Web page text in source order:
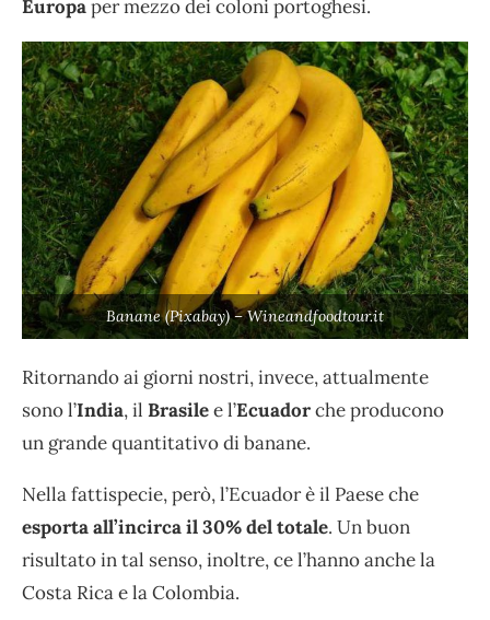
Europaper mezzo dei coloni portoghesi.
Banane (Pixabay) – Wineandfoodtour.it
Ritornando ai giorni nostri, invece, attualmente
sonol’India, il Brasilee l’Ecuadorche producono
un grande quantitativo di banane.
Nella fattispecie, però,l’Ecuador è il Paese che
esporta all’incirca il 30% del totale. Un buon
risultato in tal senso, inoltre, ce l’hanno anche la
Costa Rica e la Colombia.